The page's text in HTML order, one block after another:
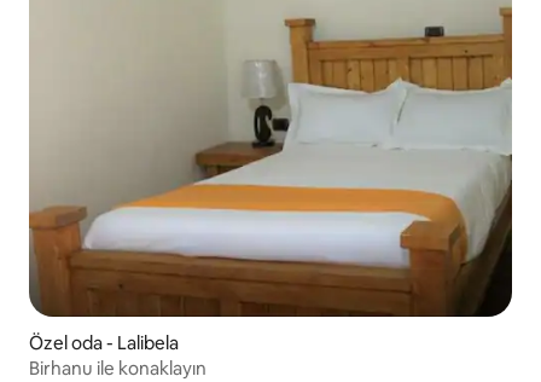
Özel oda - Lalibela
Birhanu ile konaklayın